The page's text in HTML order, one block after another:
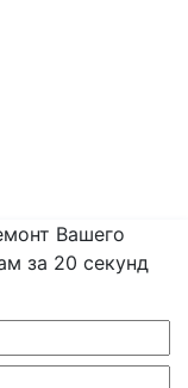
Вашего
за 20 секунд